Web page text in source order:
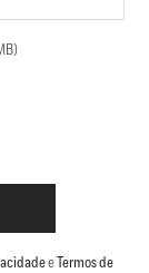
e Termos de